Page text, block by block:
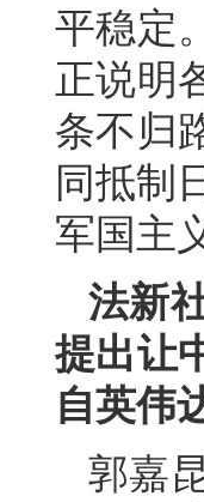
平稳定
正说明
条不归
同抵制
军国主
法新
提出让
自英伟
郭嘉